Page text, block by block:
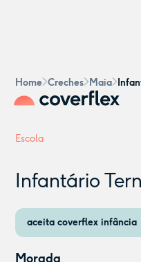
Home Creches Maia
Escola
Infantário
aceita coverflex infância
Morada